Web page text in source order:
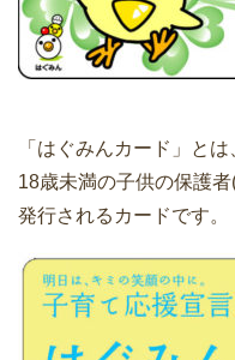
「はぐみんカード」と
18歳未満の子供の保護
発行されるカードです。